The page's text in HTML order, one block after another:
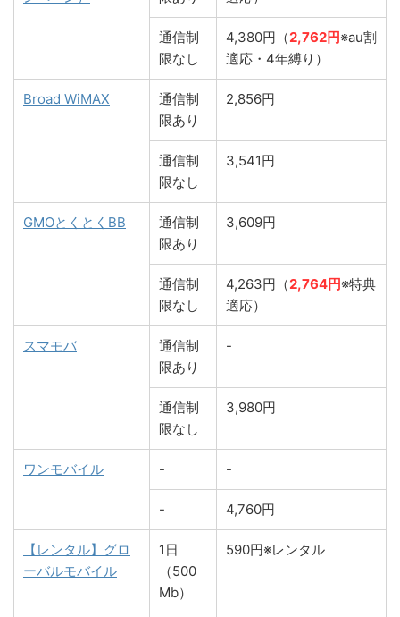
通信制
限なし
4,380円（2,762円※au割
適応・4年縛り）
Broad WiMAX
通信制
限あり
2,856円
通信制
限なし
3,541円
GMOとくとくBB
通信制
限あり
3,609円
通信制
限なし
4,263円（2,764円※特典
適応）
スマモバ
通信制
限あり
-
通信制
限なし
3,980円
ワンモバイル - -
- 4,760円
【レンタル】グロ
ーバルモバイル
1日
（500
Mb）
590円※レンタル